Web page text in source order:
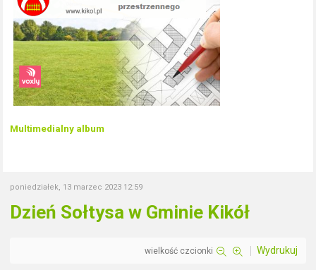
Multimedialny album
poniedziałek, 13 marzec 2023 12:59
Dzień Sołtysa w Gminie Kikół
wielkość czcionki Wydrukuj